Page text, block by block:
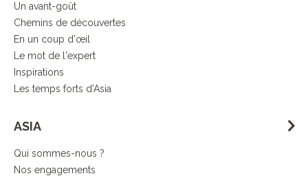
Un avant-goût
Chemins de découvertes
En un coup d'œil
Le mot de l'expert
Inspirations
Les temps forts d'Asia
ASIA
Qui sommes-nous ?
Nos engagements